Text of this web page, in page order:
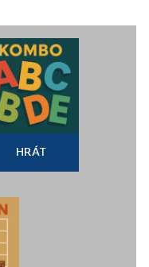
HRÁT